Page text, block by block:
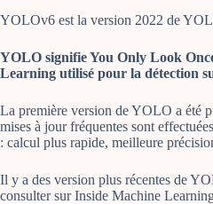
YOLOv6 est la version 2022 de
YOLO signifie You Only Look
Learning utilisé pour la détection
La première version de YOLO a été
mises à jour fréquentes sont
: calcul plus rapide, meilleure
Il y a des version plus récentes de
consulter sur Inside Machine